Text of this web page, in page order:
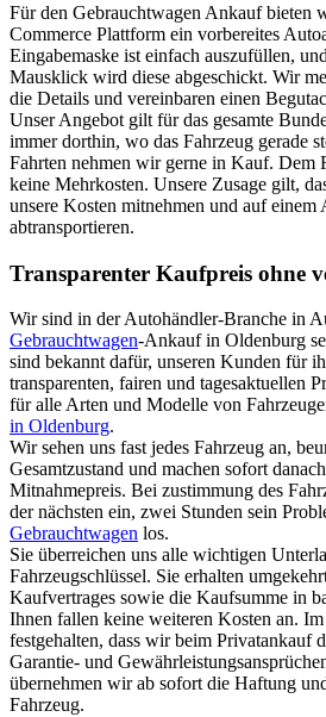
Für den Gebrauchtwagen Ankauf bieten
Commerce Plattform ein vorbereites
Eingabemaske ist einfach auszufüllen,
Mausklick wird diese abgeschickt. Wir
die Details und vereinbaren einen
Unser Angebot gilt für das gesamte
immer dorthin, wo das Fahrzeug gerade
Fahrten nehmen wir gerne in Kauf. Dem
keine Mehrkosten. Unsere Zusage gilt,
unsere Kosten mitnehmen und auf einem
abtransportieren.
Transparenter Kaufpreis ohne
Wir sind in der Autohändler-Branche in
Gebrauchtwagen-Ankauf in Oldenburg
sind bekannt dafür, unseren Kunden für
transparenten, fairen und tagesaktuellen
für alle Arten und Modelle von
in Oldenburg.
Wir sehen uns fast jedes Fahrzeug an,
Gesamtzustand und machen sofort
Mitnahmepreis. Bei zustimmung des
der nächsten ein, zwei Stunden sein
Gebrauchtwagen los.
Sie überreichen uns alle wichtigen
Fahrzeugschlüssel. Sie erhalten
Kaufvertrages sowie die Kaufsumme in
Ihnen fallen keine weiteren Kosten an.
festgehalten, dass wir beim Privatankauf
Garantie- und
übernehmen wir ab sofort die Haftung
Fahrzeug.